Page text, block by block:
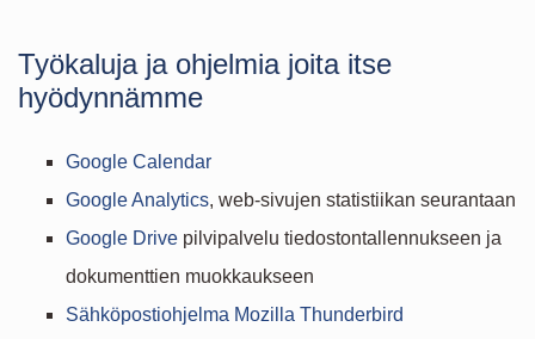
Työkaluja ja ohjelmia joita itse
hyödynnämme
Google Calendar
Google Analytics, web-sivujen statistiikan seurantaan
Google Drive pilvipalvelu tiedostontallennukseen ja
dokumenttien muokkaukseen
Sähköpostiohjelma Mozilla Thunderbird